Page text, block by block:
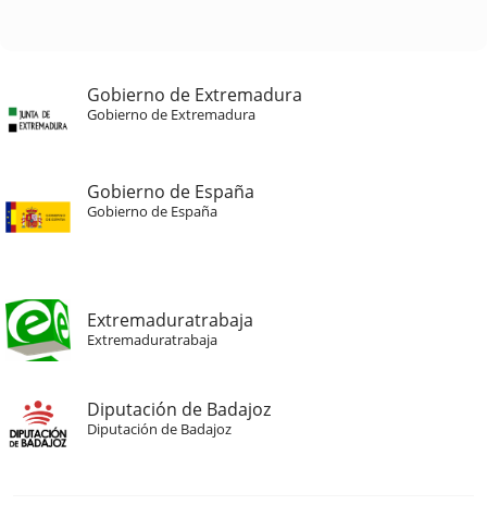
Gobierno de Extremadura
Gobierno de Extremadura
Gobierno de España
Gobierno de España
Extremaduratrabaja
Extremaduratrabaja
Diputación de Badajoz
Diputación de Badajoz